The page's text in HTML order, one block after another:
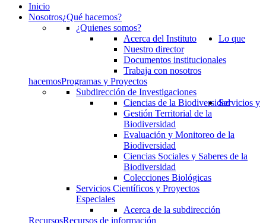
Inicio
Nosotros¿Qué hacemos?
¿Quienes somos?
Acerca del Instituto
Nuestro director
Documentos institucionales
Trabaja con nosotros
Lo que
hacemosProgramas y Proyectos
Subdirección de Investigaciones
Ciencias de la Biodiversidad
Gestión Territorial de la
Biodiversidad
Evaluación y Monitoreo de la
Biodiversidad
Ciencias Sociales y Saberes de la
Biodiversidad
Colecciones Biológicas
Servicios Científicos y Proyectos
Especiales
Acerca de la subdirección
Servicios y
RecursosRecursos de información